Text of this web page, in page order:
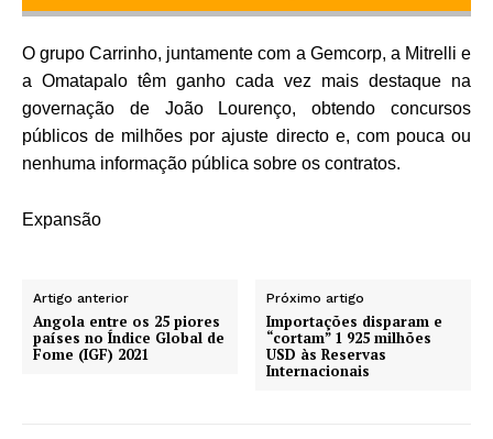
O grupo Carrinho, juntamente com a Gemcorp, a Mitrelli e
a Omatapalo têm ganho cada vez mais destaque na
governação de João Lourenço, obtendo concursos
públicos de milhões por ajuste directo e, com pouca ou
nenhuma informação pública sobre os contratos.
Expansão
Artigo anterior
Angola entre os 25 piores
países no Índice Global de
Fome (IGF) 2021
Próximo artigo
Importações disparam e
“cortam” 1 925 milhões
USD às Reservas
Internacionais